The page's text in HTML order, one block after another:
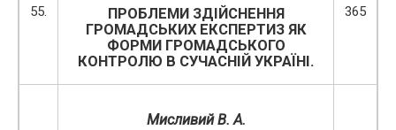
55.
ПРОБЛЕМИ ЗДІЙСНЕННЯ
ГРОМАДСЬКИХ ЕКСПЕРТИЗ ЯК
ФОРМИ ГРОМАДСЬКОГО
КОНТРОЛЮ В СУЧАСНІЙ УКРАЇНІ.
365
Мисливий В. А.